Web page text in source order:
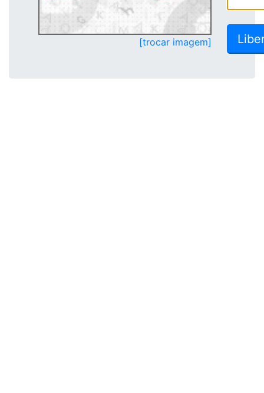
[trocar imagem]